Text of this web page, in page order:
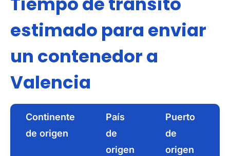
estimado para enviar
un contenedor a
Valencia
Continente
de origen
País
de
origen
Puerto
de
origen